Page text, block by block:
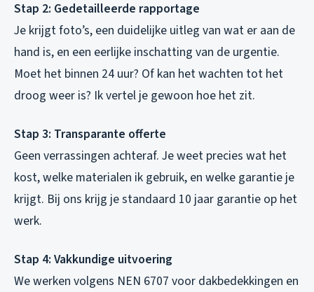
Stap 2: Gedetailleerde rapportage
Je krijgt foto’s, een duidelijke uitleg van wat er aan de
hand is, en een eerlijke inschatting van de urgentie.
Moet het binnen 24 uur? Of kan het wachten tot het
droog weer is? Ik vertel je gewoon hoe het zit.
Stap 3: Transparante offerte
Geen verrassingen achteraf. Je weet precies wat het
kost, welke materialen ik gebruik, en welke garantie je
krijgt. Bij ons krijg je standaard 10 jaar garantie op het
werk.
Stap 4: Vakkundige uitvoering
We werken volgens NEN 6707 voor dakbedekkingen en